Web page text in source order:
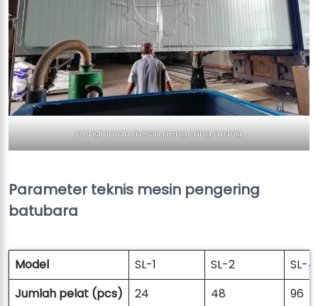
pengiriman mesin pengering arang
Parameter teknis mesin pengering
batubara
Model SL-1 SL-2
SL-4
Jumlah pelat (pcs)
24 48
96